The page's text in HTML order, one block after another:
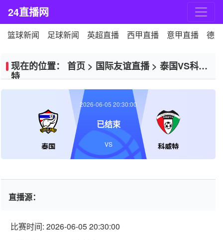
24直播网
篮球新闻 足球新闻 英超直播 西甲直播 意甲直播 德
现在的位置： 首页 > 国际友谊直播> 泰国VS科威
特
泰国 科威特
2026-06-05 20:30:00
已结束
VS
直播源：
比赛时间: 2026-06-05 20:30:00